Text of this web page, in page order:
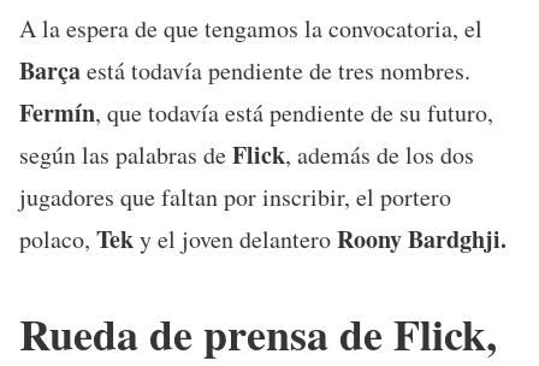
A la espera de que tengamos la convocatoria, el
Barçaestá todavía pendiente de tres nombres.
Fermín, que todavía está pendiente de su futuro,
según las palabras deFlick, además de los dos
jugadores que faltan por inscribir, el portero
polaco, Teky el joven delanteroRoony Bardghji.
Rueda de prensa de Flick,